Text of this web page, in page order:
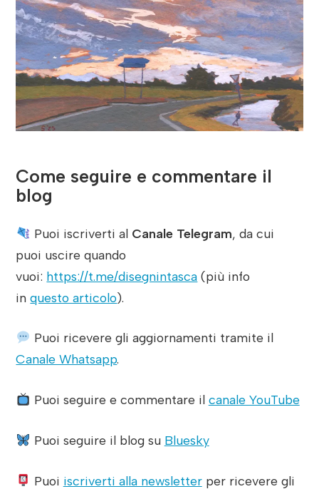
Come seguire e commentare il
blog
Puoi iscriverti al Canale Telegram, da cui
puoi uscire quando
vuoi: https://t.me/disegnintasca (più info
inquesto articolo).
Puoi ricevere gli aggiornamenti tramite il
Canale Whatsapp.
Puoi seguire e commentare il canale YouTube
Puoi seguire il blog su Bluesky
Puoi iscriverti alla newsletterper ricevere gli